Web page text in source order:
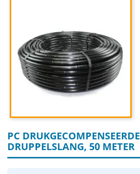
PC DRUKGECOMPENSEERDE
DRUPPELSLANG, 50 METER